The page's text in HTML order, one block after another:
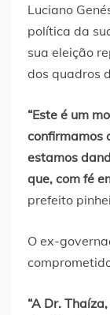
Luciano
política da
sua eleição
dos quadros
“Este é um
confirmamos
estamos
que, com fé
prefeito
O ex-
“A Dr.